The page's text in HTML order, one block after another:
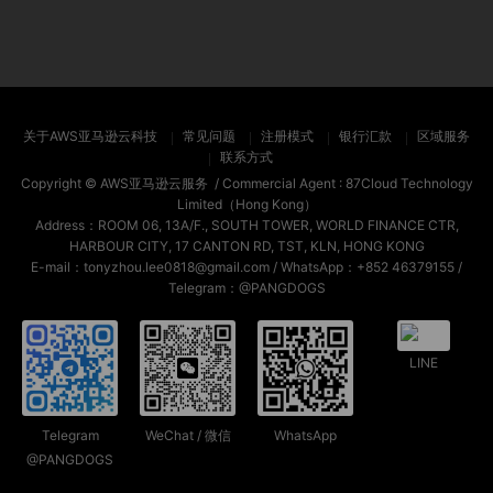
关于AWS亚马逊云科技 常见问题 注册模式 银行汇款
区域服务
联系方式
Copyright © AWS亚马逊云服务 / Commercial Agent : 87Cloud Technology
Limited（Hong Kong）
Address：ROOM 06, 13A/F., SOUTH TOWER, WORLD FINANCE CTR,
HARBOUR CITY, 17 CANTON RD, TST, KLN, HONG KONG
E-mail：tonyzhou.lee0818@gmail.com / WhatsApp：+852 46379155 /
Telegram：@PANGDOGS
Telegram
@PANGDOGS
WeChat / 微信 WhatsApp
LINE